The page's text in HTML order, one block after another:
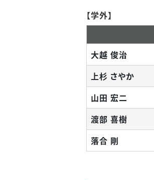
【学外】
大越 俊治
上杉 さやか
山田 宏二
渡部 喜樹
落合 剛